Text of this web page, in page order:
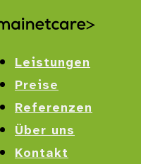
Leistungen
Preise
Referenzen
Über uns
Kontakt